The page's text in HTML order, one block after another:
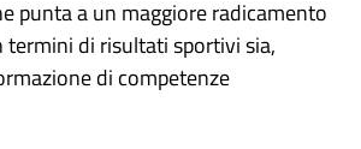
punta a un maggiore radicamento
termini di risultati sportivi sia,
di competenze